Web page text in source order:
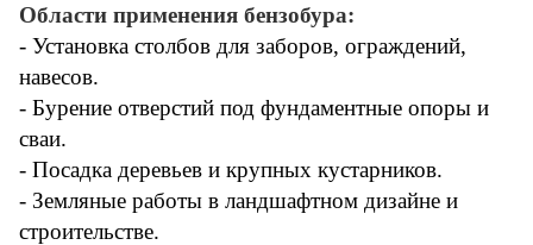
Области применения бензобура:
- Установка столбов для заборов, ограждений,
навесов.
- Бурение отверстий под фундаментные опоры и
сваи.
- Посадка деревьев и крупных кустарников.
- Земляные работы в ландшафтном дизайне и
строительстве.